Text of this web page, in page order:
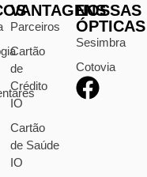
VANTAGENS
Parceiros
Cartão
de
Crédito
IO
Cartão
de Saúde
IO
NOSSAS
ÓPTICAS
Sesimbra
Cotovia